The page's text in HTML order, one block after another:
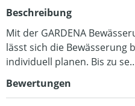
Beschreibung
Mit der GARDENA
lässt sich die Bewässerung
individuell planen. Bis zu
Bewertungen